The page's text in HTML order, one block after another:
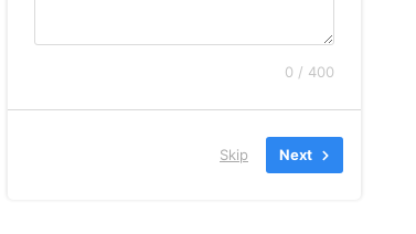
0 / 400
Skip Next